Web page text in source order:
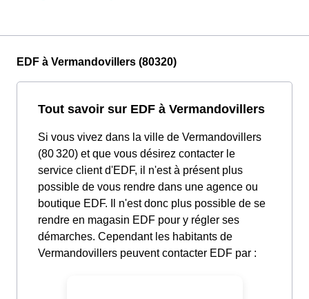
EDF à Vermandovillers (80320)
Tout savoir sur EDF à Vermandovillers
Si vous vivez dans la ville de Vermandovillers
(80 320) et que vous désirez contacter le
service client d'EDF, il n'est à présent plus
possible de vous rendre dans une agence ou
boutique EDF. Il n'est donc plus possible de se
rendre en magasin EDF pour y régler ses
démarches. Cependant les habitants de
Vermandovillers peuvent contacter EDF par :